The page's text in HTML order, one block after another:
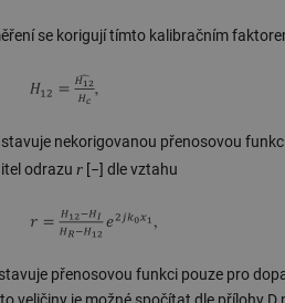
se korigují tímto kalibračním
nekorigovanou přenosovou
odrazu r [−] dle vztahu
přenosovou funkci pouze pro
_dc_gtm_UA-